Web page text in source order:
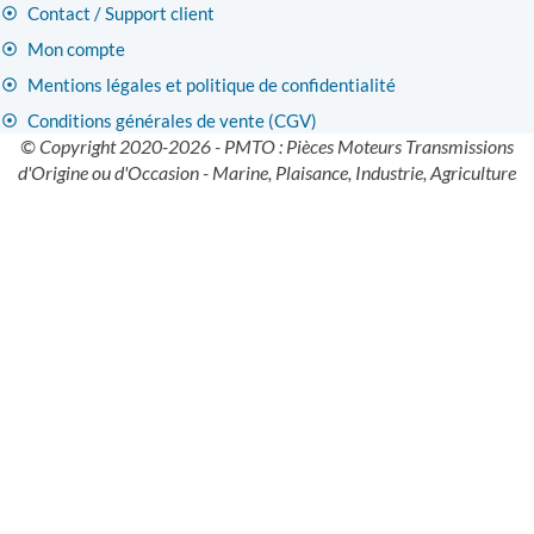
Contact / Support client
Mon compte
Mentions légales et politique de confidentialité
Conditions générales de vente (CGV)
© Copyright 2020-2026 - PMTO : Pièces Moteurs Transmissions
d'Origine ou d'Occasion - Marine, Plaisance, Industrie, Agriculture